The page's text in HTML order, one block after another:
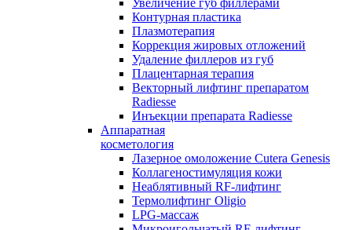
Увеличение губ филлерами
Контурная пластика
Плазмотерапия
Коррекция жировых отложений
Удаление филлеров из губ
Плацентарная терапия
Векторный лифтинг препаратом
Radiesse
Инъекции препарата Radiesse
Аппаратная
косметология
Лазерное омоложение Cutera Genesis
Коллагеностимуляция кожи
Неаблятивный RF-лифтинг
Термолифтинг Oligio
LPG-массаж